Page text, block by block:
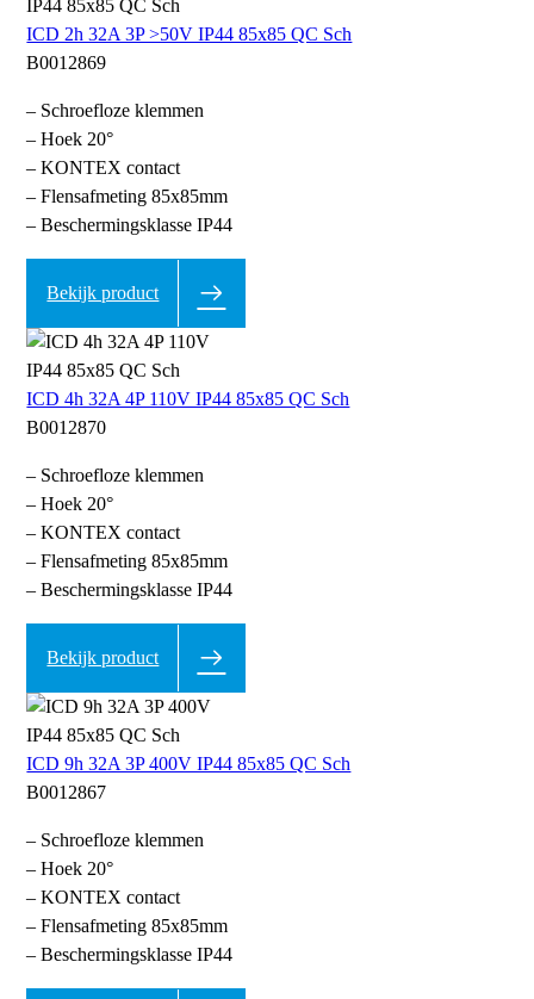
ICD 2h 32A 3P >50V IP44 85x85 QC Sch
B0012869
– Schroefloze klemmen
– Hoek 20°
– KONTEX contact
– Flensafmeting 85x85mm
– Beschermingsklasse IP44
Bekijk product
ICD 4h 32A 4P 110V IP44 85x85 QC Sch
B0012870
– Schroefloze klemmen
– Hoek 20°
– KONTEX contact
– Flensafmeting 85x85mm
– Beschermingsklasse IP44
Bekijk product
ICD 9h 32A 3P 400V IP44 85x85 QC Sch
B0012867
– Schroefloze klemmen
– Hoek 20°
– KONTEX contact
– Flensafmeting 85x85mm
– Beschermingsklasse IP44